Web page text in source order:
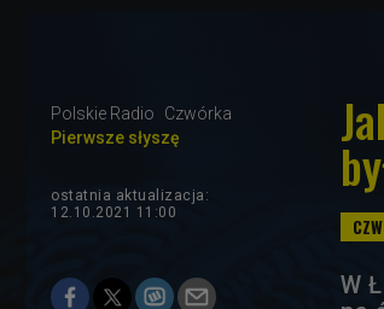
Polskie Radio
Czwórka
Pierwsze słyszę
ostatnia aktualizacja:
12.10.2021 11:00
W